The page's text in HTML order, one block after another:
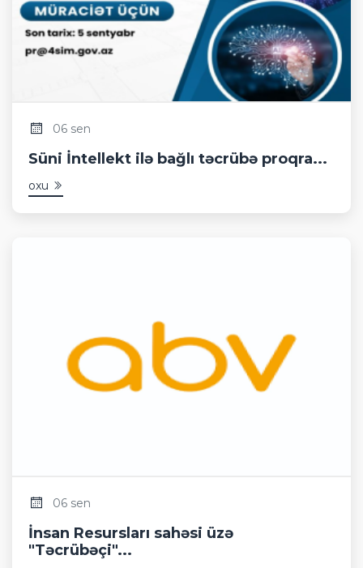
06 sen
Süni İntellekt ilə bağlı təcrübə proqra...
oxu
06 sen
İnsan Resursları sahəsi üzə
"Təcrübəçi"...